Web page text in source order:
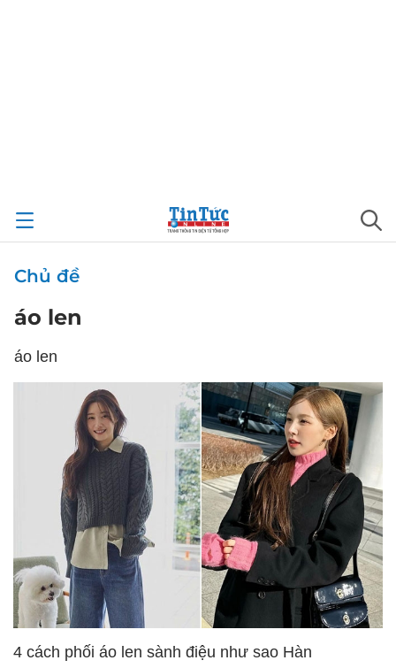
Chủ đề
áo len
áo len
4 cách phối áo len sành điệu như sao Hàn